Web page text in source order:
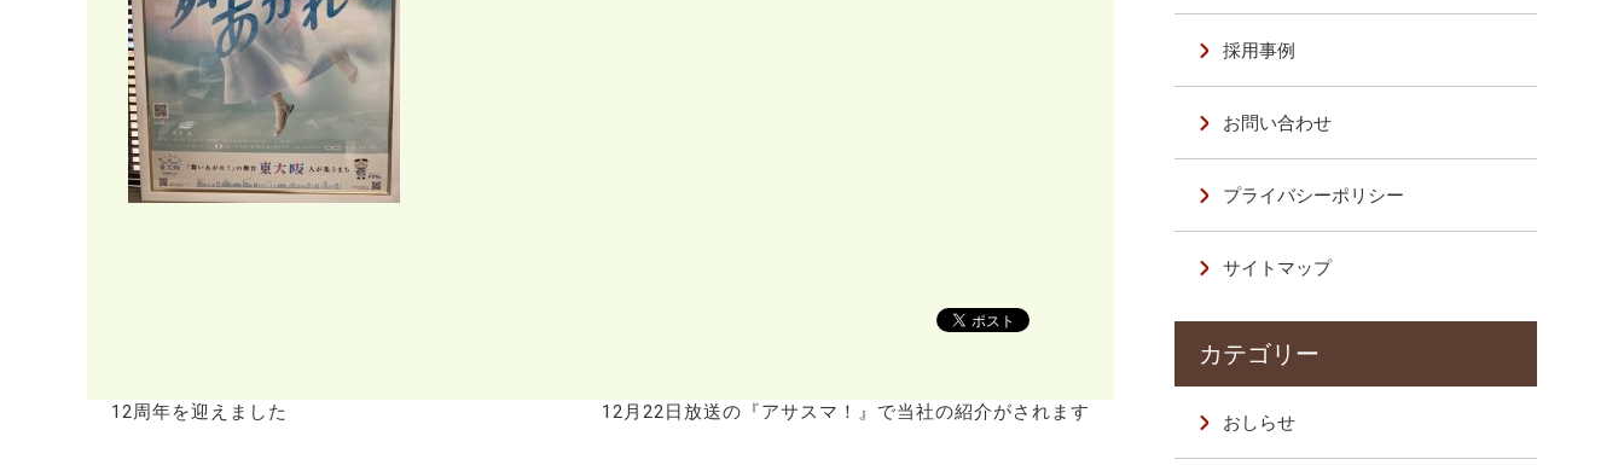
12周年を迎えました 12月22日放送の『アサスマ！』で当社の紹介がされます
採用事例
お問い合わせ
プライバシーポリシー
サイトマップ
おしらせ